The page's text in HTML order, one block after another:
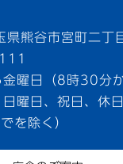
熊谷市宮町二丁
金曜日（8時30分
曜日、祝日、休
を除く）